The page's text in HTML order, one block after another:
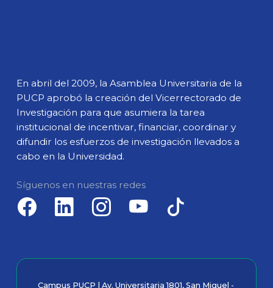
En abril del 2009, la Asamblea Universitaria de la
PUCP aprobó la creación del Vicerrectorado de
Investigación para que asumiera la tarea
institucional de incentivar, financiar, coordinar y
difundir los esfuerzos de investigación llevados a
cabo en la Universidad.
Síguenos en nuestras redes
Campus PUCP | Av. Universitaria 1801, San Miguel -